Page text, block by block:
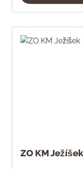
ZO KM Ježíšek